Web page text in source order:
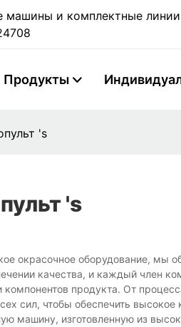
и комплектные линии
Продукты
's
's
окрасочное оборудование,
качества, и каждый член
продукта. От
сил, чтобы обеспечить
машину, изготовленную из